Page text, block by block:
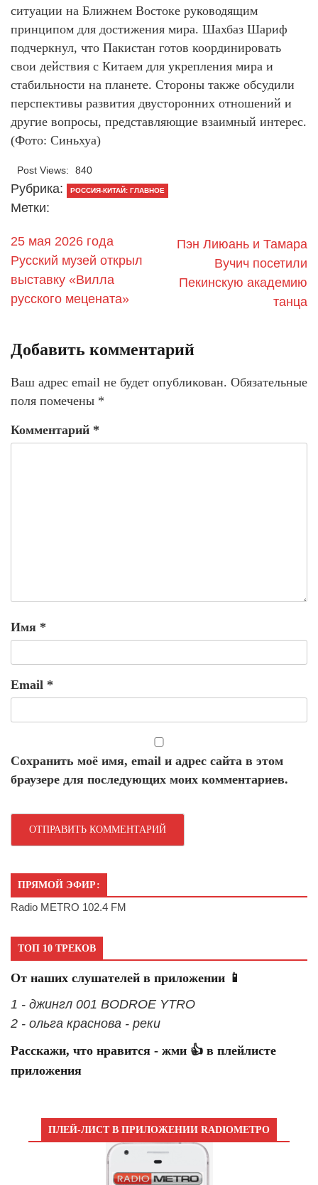
ситуации на Ближнем Востоке руководящим
принципом для достижения мира. Шахбаз Шариф
подчеркнул, что Пакистан готов координировать
свои действия с Китаем для укрепления мира и
стабильности на планете. Стороны также обсудили
перспективы развития двусторонних отношений и
другие вопросы, представляющие взаимный интерес.
(Фото: Синьхуа)
Post Views: 840
Рубрика: РОССИЯ-КИТАЙ: ГЛАВНОЕ
Метки:
25 мая 2026 года
Русский музей открыл
выставку «Вилла
русского мецената»
Пэн Лиюань и Тамара
Вучич посетили
Пекинскую академию
танца
Добавить комментарий
Ваш адрес email не будет опубликован. Обязательные
поля помечены *
Комментарий *
Имя *
Email *
Сохранить моё имя, email и адрес сайта в этом
браузере для последующих моих комментариев.
ПРЯМОЙ ЭФИР:
Radio METRO 102.4 FM
ТОП 10 ТРЕКОВ
От наших слушателей в приложении 📱
1 - джингл 001 BODROE YTRO
2 - ольга краснова - реки
Расскажи, что нравится - жми 👍 в плейлисте
приложения
ПЛЕЙ-ЛИСТ В ПРИЛОЖЕНИИ RADIOМЕТРО